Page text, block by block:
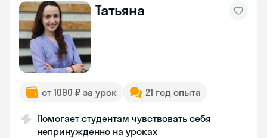
Татьяна
от 1090 ₽ за урок 21 год опыта
Помогает студентам чувствовать себя
непринужденно на уроках